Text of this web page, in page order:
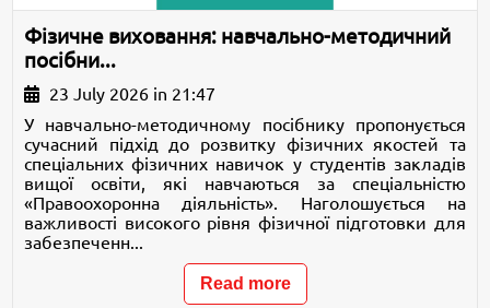
Фізичне виховання: навчально-методичний
посібни...
23 July 2026 in 21:47
У навчально-методичному посібнику пропонується
сучасний підхід до розвитку фізичних якостей та
спеціальних фізичних навичок у студентів закладів
вищої освіти, які навчаються за спеціальністю
«Правоохоронна діяльність». Наголошується на
важливості високого рівня фізичної підготовки для
забезпеченн...
Read more